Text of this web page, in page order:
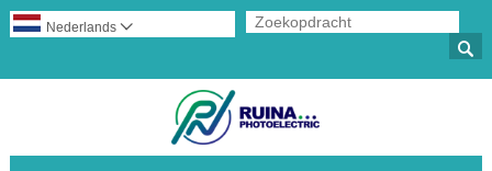

Nederlands 